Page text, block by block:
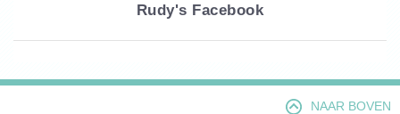
Rudy's Facebook
NAAR BOVEN